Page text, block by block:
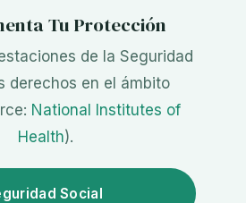
Tu Protección
de la Seguridad
derechos en el ámbito
National Institutes of
Health).
Social